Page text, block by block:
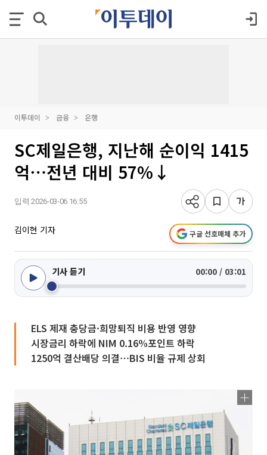
이투데이 금융 은행
SC제일은행, 지난해 순이익 1415
억⋯전년 대비 57%↓
입력 2026-03-06 16:55
김이현 기자 구글 선호매체 추가
기사 듣기 00:00 / 03:01
ELS 제재 충당금·희망퇴직 비용 반영 영향
시장금리 하락에 NIM 0.16%포인트 하락
1250억 결산배당 의결⋯BIS 비율 규제 상회